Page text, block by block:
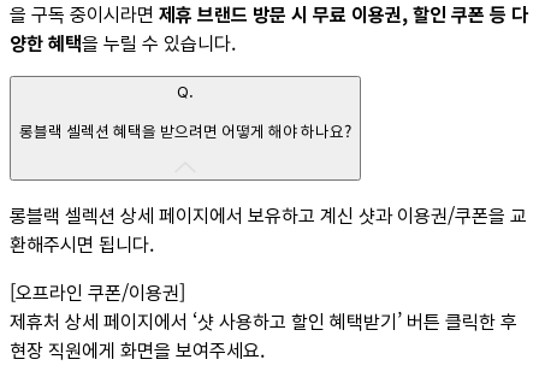
을 구독 중이시라면 제휴 브랜드 방문 시 무료 이용권, 할인 쿠폰 등 다
양한 혜택을 누릴 수 있습니다.
Q.
롱블랙 셀렉션 혜택을 받으려면 어떻게 해야 하나요?
롱블랙 셀렉션 상세 페이지에서 보유하고 계신 샷과 이용권/쿠폰을 교
환해주시면 됩니다.
[오프라인 쿠폰/이용권]
제휴처 상세 페이지에서 ‘샷 사용하고 할인 혜택받기’ 버튼 클릭한 후
현장 직원에게 화면을 보여주세요.